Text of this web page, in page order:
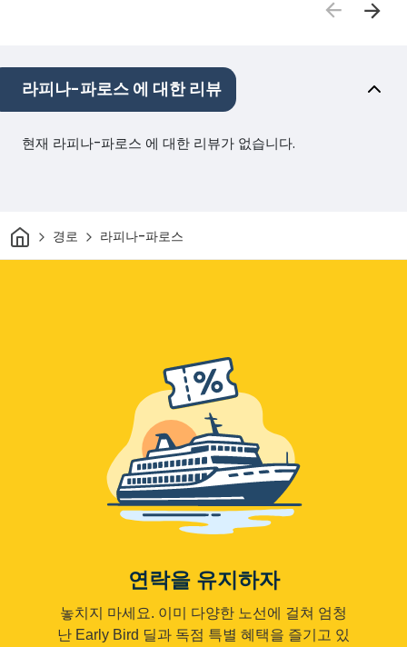
라피나-파로스 에 대한 리뷰
현재 라피나-파로스 에 대한 리뷰가 없습니다.
집 경로 라피나-파로스
연락을 유지하자
놓치지 마세요. 이미 다양한 노선에 걸쳐 엄청
난 Early Bird 딜과 독점 특별 혜택을 즐기고 있